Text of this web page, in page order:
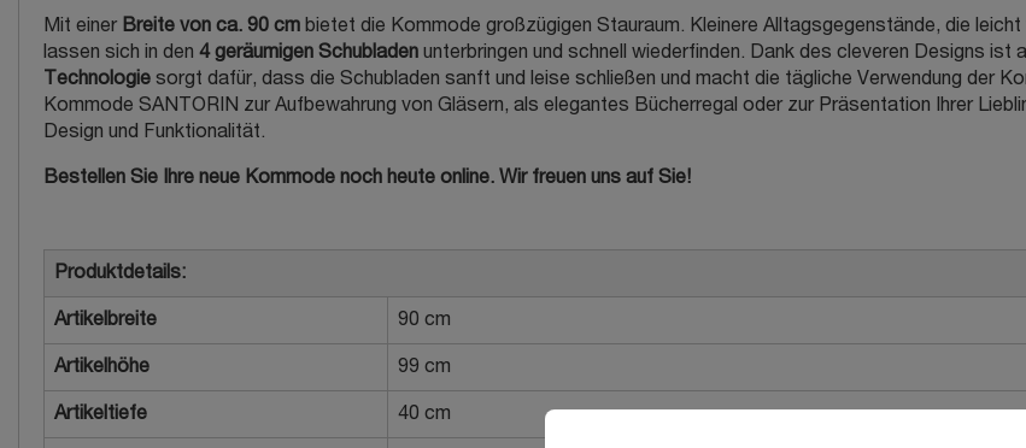
Mit einer Breite von ca. 90 cm bietet die Kommode großzügigen Stauraum. Kleinere Alltagsgegenstände, die
lassen sich in den 4 geräumigen Schubladen unterbringen und schnell wiederfinden. Dank des cleveren Designs
Technologie sorgt dafür, dass die Schubladen sanft und leise schließen und macht die tägliche Verwendung der
Kommode SANTORIN zur Aufbewahrung von Gläsern, als elegantes Bücherregal oder zur Präsentation Ihrer
Design und Funktionalität.
Bestellen Sie Ihre neue Kommode noch heute online. Wir freuen uns auf Sie!
Produktdetails:
Artikelbreite 90 cm
Artikelhöhe 99 cm
Artikeltiefe 40 cm